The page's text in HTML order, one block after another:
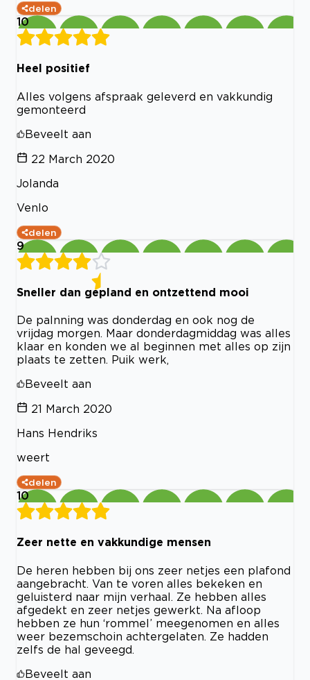
delen
10
Heel positief
Alles volgens afspraak geleverd en vakkundig
gemonteerd
Beveelt aan
22 March 2020
Jolanda
Venlo
delen
9
Sneller dan gepland en ontzettend mooi
De palnning was donderdag en ook nog de
vrijdag morgen. Maar donderdagmiddag was alles
klaar en konden we al beginnen met alles op zijn
plaats te zetten. Puik werk,
Beveelt aan
21 March 2020
Hans Hendriks
weert
delen
10
Zeer nette en vakkundige mensen
De heren hebben bij ons zeer netjes een plafond
aangebracht. Van te voren alles bekeken en
geluisterd naar mijn verhaal. Ze hebben alles
afgedekt en zeer netjes gewerkt. Na afloop
hebben ze hun ‘rommel’ meegenomen en alles
weer bezemschoin achtergelaten. Ze hadden
zelfs de hal geveegd.
Beveelt aan